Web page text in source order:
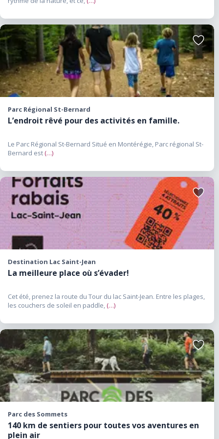
du-Nord, Mont-Sainte-Anne et plusieurs parcs
régionaux offrent des expériences hivernales
uniques au cœur de paysages enneigés. Que
vous recherchiez des descentes techniques, des
sentiers panoramiques, une sortie familiale ou
une aventure hivernale en fatbike, le Québec
propose certaines des meilleures expériences de
vélo de montagne en Amérique du Nord.
Ajouter
aux
favoris
Parc Régional St-Bernard
L’endroit rêvé pour des activités en famille.
Le Parc Régional St-Bernard Situé en Montérégie, Parc régional St-
Bernard est(…)
Ajouter
aux
favoris
Destination Lac Saint-Jean
La meilleure place où s’évader!
Cet été, prenez la route du Tour du lac Saint-Jean. Entre les plages,
les couchers de soleil en paddle,(…)
Ajouter
aux
favoris
Parc des Sommets
140 km de sentiers pour toutes vos aventures en
plein air